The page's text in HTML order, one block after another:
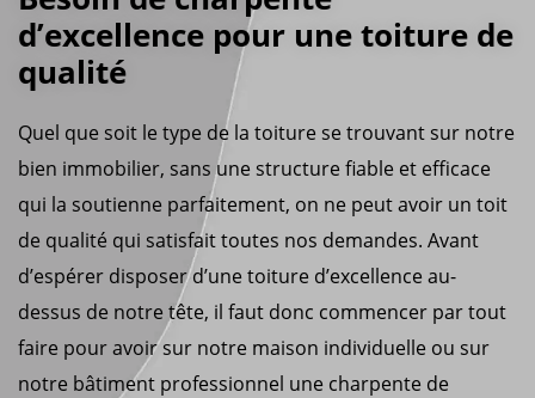
d’excellence pour une toiture de
qualité
Quel que soit le type de la toiture se trouvant sur notre
bien immobilier, sans une structure fiable et efficace
qui la soutienne parfaitement, on ne peut avoir un toit
de qualité qui satisfait toutes nos demandes. Avant
d’espérer disposer d’une toiture d’excellence au-
dessus de notre tête, il faut donc commencer par tout
faire pour avoir sur notre maison individuelle ou sur
notre bâtiment professionnel une charpente de